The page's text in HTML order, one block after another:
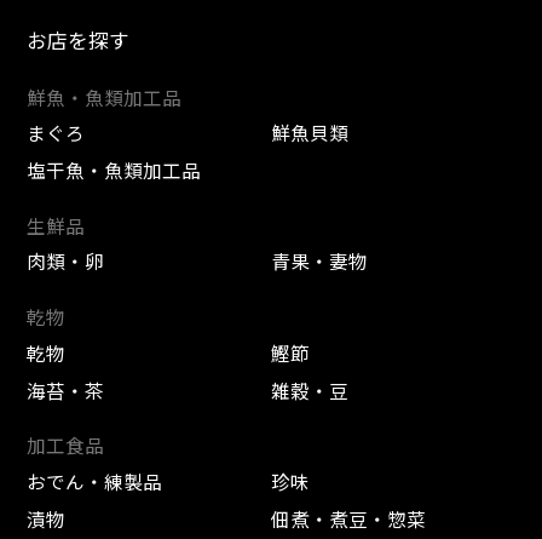
お店を探す
鮮魚・魚類加工品
まぐろ
鮮魚貝類
塩干魚・魚類加工品
生鮮品
肉類・卵
青果・妻物
乾物
乾物
鰹節
海苔・茶
雑穀・豆
加工食品
おでん・練製品
珍味
漬物
佃煮・煮豆・惣菜